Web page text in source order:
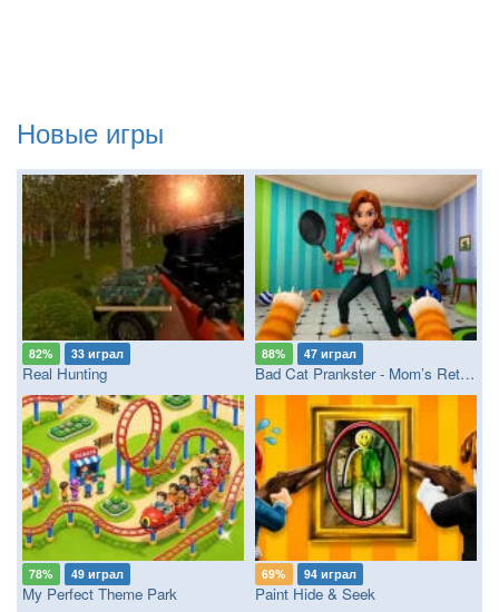
Новые игры
82% 33 играл
Real Hunting
88% 47 играл
Bad Cat Prankster - Mom’s Return
78% 49 играл
My Perfect Theme Park
69% 94 играл
Paint Hide & Seek